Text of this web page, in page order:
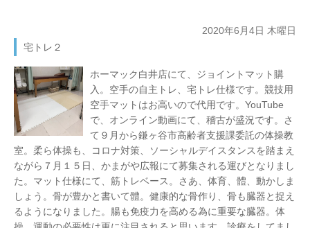
2020年6月4日 木曜日
宅トレ２
ホーマック白井店にて、ジョイントマット購
入。空手の自主トレ、宅トレ仕様です。競技用
空手マットはお高いので代用です。YouTube
で、オンライン動画にて、稽古が盛況です。さ
て９月から鎌ヶ谷市高齢者支援課委託の体操教
室。柔ら体操も、コロナ対策、ソーシャルデイスタンスを踏まえ
ながら７月１５日、かまがや広報にて募集される運びとなりまし
た。マット仕様にて、筋トレベース。さあ、体育、體、動かしま
しょう。骨が豊かと書いて體。健康的な骨作り、骨も臓器と捉え
るようになりました。腸も免疫力を高める為に重要な臓器。体